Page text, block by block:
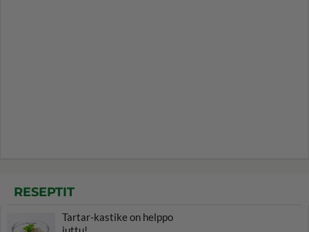
RESEPTIT
Tartar-kastike on helppo